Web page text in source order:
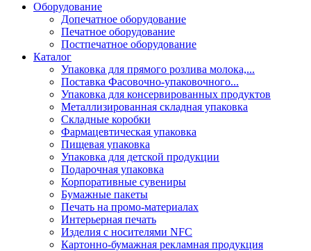
Оборудование
Допечатное оборудование
Печатное оборудование
Постпечатное оборудование
Каталог
Упаковка для прямого розлива молока,...
Поставка Фасовочно-упаковочного...
Упаковка для консервированных продуктов
Металлизированная складная упаковка
Складные коробки
Фармацевтическая упаковка
Пищевая упаковка
Упаковка для детской продукции
Подарочная упаковка
Корпоративные сувениры
Бумажные пакеты
Печать на промо-материалах
Интерьерная печать
Изделия с носителями NFC
Картонно-бумажная рекламная продукция